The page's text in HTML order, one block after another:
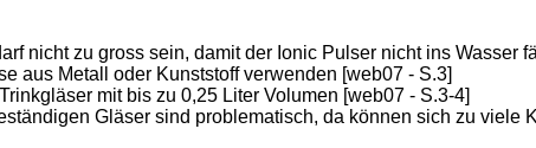
nicht zu gross sein, damit der Ionic Pulser nicht ins Wasser
aus Metall oder Kunststoff verwenden [web07 - S.3]
mit bis zu 0,25 Liter Volumen [web07 - S.3-4]
Gläser sind problematisch, da können sich zu viele